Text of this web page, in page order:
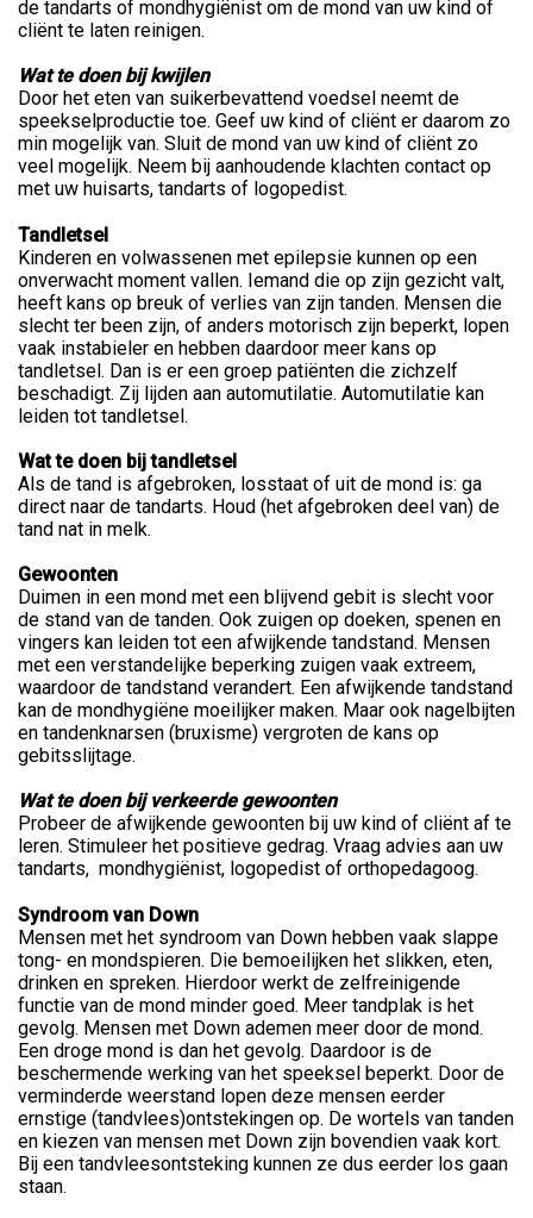
de tandarts of mondhygiënist om de mond van uw kind of
cliënt te laten reinigen.
Wat te doen bij kwijlen
Door het eten van suikerbevattend voedsel neemt de
speekselproductie toe. Geef uw kind of cliënt er daarom zo
min mogelijk van. Sluit de mond van uw kind of cliënt zo
veel mogelijk. Neem bij aanhoudende klachten contact op
met uw huisarts, tandarts of logopedist.
Tandletsel
Kinderen en volwassenen met epilepsie kunnen op een
onverwacht moment vallen. Iemand die op zijn gezicht valt,
heeft kans op breuk of verlies van zijn tanden. Mensen die
slecht ter been zijn, of anders motorisch zijn beperkt, lopen
vaak instabieler en hebben daardoor meer kans op
tandletsel. Dan is er een groep patiënten die zichzelf
beschadigt. Zij lijden aan automutilatie. Automutilatie kan
leiden tot tandletsel.
Wat te doen bij tandletsel
Als de tand is afgebroken, losstaat of uit de mond is: ga
direct naar de tandarts. Houd (het afgebroken deel van) de
tand nat in melk.
Gewoonten
Duimen in een mond met een blijvend gebit is slecht voor
de stand van de tanden. Ook zuigen op doeken, spenen en
vingers kan leiden tot een afwijkende tandstand. Mensen
met een verstandelijke beperking zuigen vaak extreem,
waardoor de tandstand verandert. Een afwijkende tandstand
kan de mondhygiëne moeilijker maken. Maar ook nagelbijten
en tandenknarsen (bruxisme) vergroten de kans op
gebitsslijtage.
Wat te doen bij verkeerde gewoonten
Probeer de afwijkende gewoonten bij uw kind of cliënt af te
leren. Stimuleer het positieve gedrag. Vraag advies aan uw
tandarts, mondhygiënist, logopedist of orthopedagoog.
Syndroom van Down
Mensen met het syndroom van Down hebben vaak slappe
tong- en mondspieren. Die bemoeilijken het slikken, eten,
drinken en spreken. Hierdoor werkt de zelfreinigende
functie van de mond minder goed. Meer tandplak is het
gevolg. Mensen met Down ademen meer door de mond.
Een droge mond is dan het gevolg. Daardoor is de
beschermende werking van het speeksel beperkt. Door de
verminderde weerstand lopen deze mensen eerder
ernstige (tandvlees)ontstekingen op. De wortels van tanden
en kiezen van mensen met Down zijn bovendien vaak kort.
Bij een tandvleesontsteking kunnen ze dus eerder los gaan
staan.